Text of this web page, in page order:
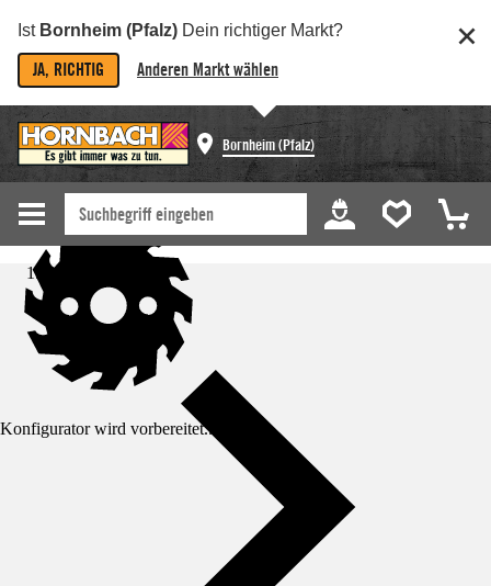
Ist Bornheim (Pfalz) Dein richtiger Markt?
JA, RICHTIG Anderen Markt wählen
Bornheim (Pfalz)
Konfigurator wird vorbereitet...
Startseite